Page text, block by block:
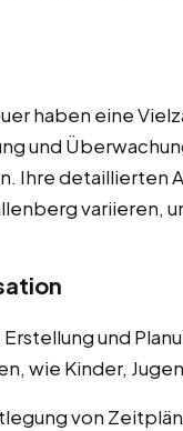
haben eine
und
Ihre detaillierten
variieren,
Erstellung und
wie Kinder,
von